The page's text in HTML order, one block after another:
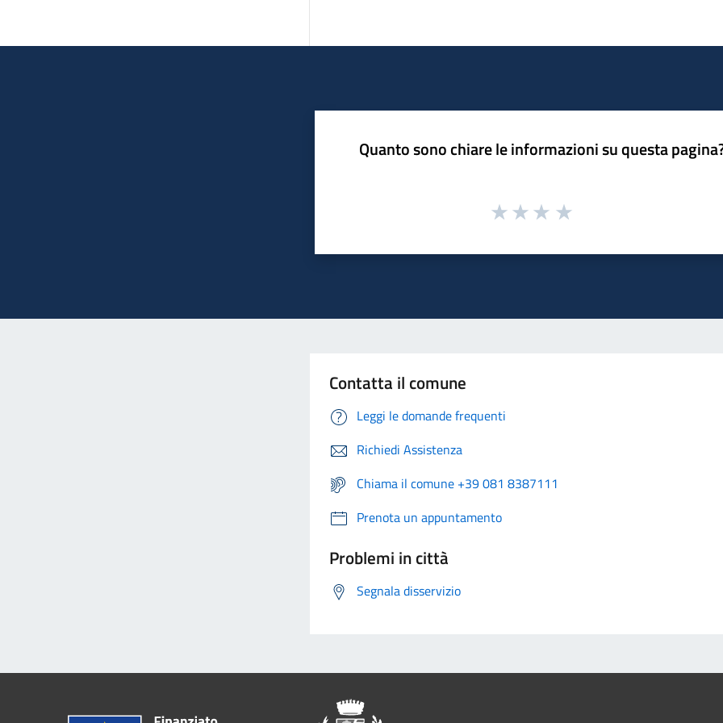
Quanto sono chiare le informazioni su questa
Contatta il comune
Leggi le domande frequenti
Richiedi Assistenza
Chiama il comune +39 081 8387111
Prenota un appuntamento
Problemi in città
Segnala disservizio